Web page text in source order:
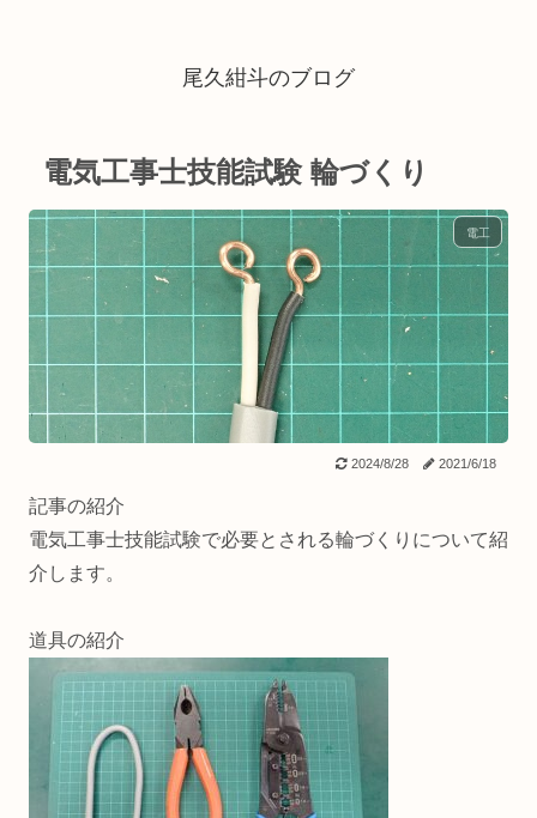
尾久紺斗のブログ
電気工事士技能試験 輪づくり
電工
2024/8/28 2021/6/18
記事の紹介
電気工事士技能試験で必要とされる輪づくりについて紹
介します。
道具の紹介